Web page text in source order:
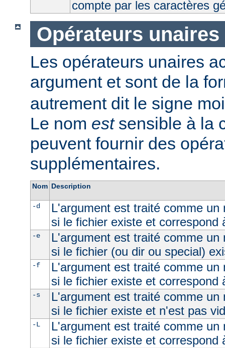
compte par les caractères
Opérateurs unaires
Les opérateurs unaires
argument et sont de la
autrement dit le signe
Le nom estsensible à la
peuvent fournir des
supplémentaires.
Nom Description
-d
L'argument est traité comme un
si le fichier existe et correspond
-e
L'argument est traité comme un
si le fichier (ou dir ou special)
-f
L'argument est traité comme un
si le fichier existe et correspond
-s
L'argument est traité comme un
si le fichier existe et n'est pas
-L
L'argument est traité comme un
si le fichier existe et correspond